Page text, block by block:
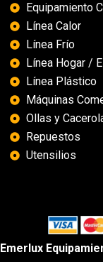
Equipamiento
Línea Calor
Línea Frío
Línea Hogar /
Línea Plástico
Máquinas
Ollas y
Repuestos
Utensilios
Emerlux